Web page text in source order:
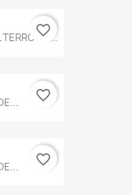
favorite_border
favorite_border
favorite_border